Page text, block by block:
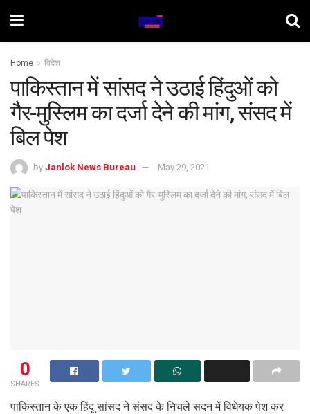
Home विदेश
पाकिस्तान में सांसद ने उठाई हिंदुओं को
गैर-मुस्लिम का दर्जा देने की मांग, संसद में
बिल पेश
by Janlok News Bureau May 29, 2021
0
SHARES
पाकिस्तान के एक हिंदू सांसद ने संसद के निचले सदन में विधेयक पेश कर